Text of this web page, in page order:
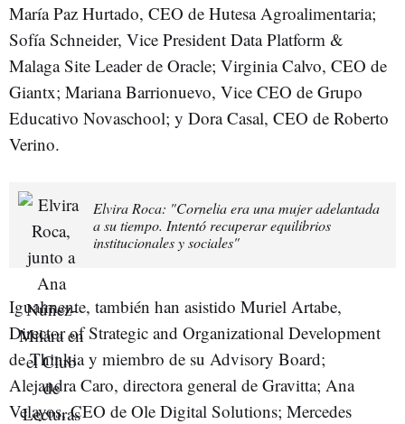
María Paz Hurtado, CEO de Hutesa Agroalimentaria;
Sofía Schneider, Vice President Data Platform &
Malaga Site Leader de Oracle; Virginia Calvo, CEO de
Giantx; Mariana Barrionuevo, Vice CEO de Grupo
Educativo Novaschool; y Dora Casal, CEO de Roberto
Verino.
Elvira Roca: "Cornelia era una mujer adelantada
a su tiempo. Intentó recuperar equilibrios
institucionales y sociales"
Igualmente, también han asistido Muriel Artabe,
Director of Strategic and Organizational Development
de Thinkia y miembro de su Advisory Board;
Alejandra Caro, directora general de Gravitta; Ana
Velayos, CEO de Ole Digital Solutions; Mercedes